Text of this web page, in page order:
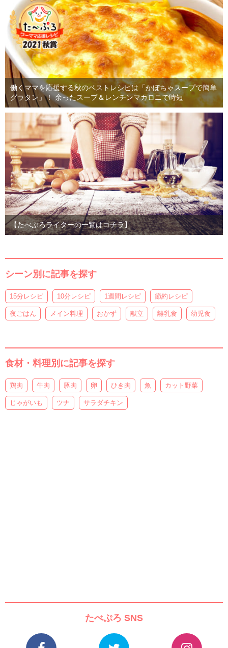
働くママを応援する秋のベストレシピは「かぼちゃスープで簡単
グラタン」！ 余ったスープ＆レンチンマカロニで時短
【たべぷろライターの一覧はコチラ】
シーン別に記事を探す
15分レシピ 10分レシピ 1週間レシピ 節約レシピ
夜ごはん メイン料理 おかず 献立 離乳食 幼児食
食材・料理別に記事を探す
鶏肉 牛肉 豚肉 卵 ひき肉 魚 カット野菜
じゃがいも ツナ サラダチキン
たべぷろ SNS